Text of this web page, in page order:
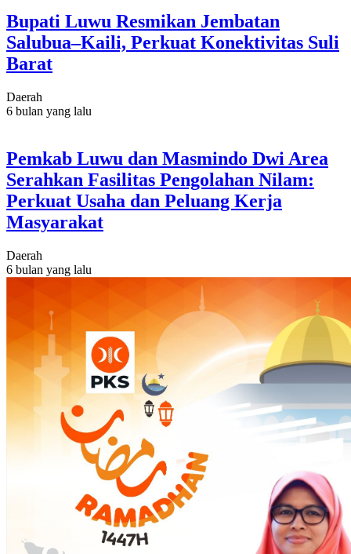
Bupati Luwu Resmikan Jembatan
Salubua–Kaili, Perkuat Konektivitas Suli
Barat
Daerah
6 bulan yang lalu
Pemkab Luwu dan Masmindo Dwi Area
Serahkan Fasilitas Pengolahan Nilam:
Perkuat Usaha dan Peluang Kerja
Masyarakat
Daerah
6 bulan yang lalu